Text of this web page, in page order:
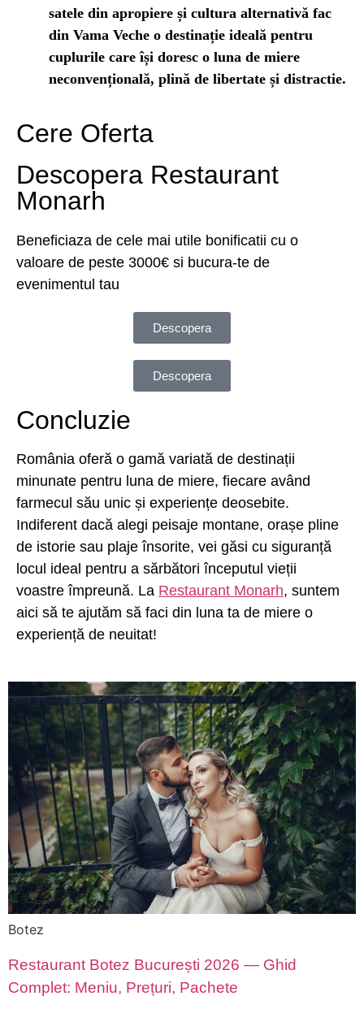
satele din apropiere și cultura alternativă fac
din Vama Veche o destinație ideală pentru
cuplurile care își doresc o luna de miere
neconvențională, plină de libertate și distractie.
Cere Oferta
Descopera Restaurant
Monarh
Beneficiaza de cele mai utile bonificatii cu o
valoare de peste 3000€ si bucura-te de
evenimentul tau
Descopera
Descopera
Concluzie
România oferă o gamă variată de destinații
minunate pentru luna de miere, fiecare având
farmecul său unic și experiențe deosebite.
Indiferent dacă alegi peisaje montane, orașe pline
de istorie sau plaje însorite, vei găsi cu siguranță
locul ideal pentru a sărbători începutul vieții
voastre împreună. La Restaurant Monarh, suntem
aici să te ajutăm să faci din luna ta de miere o
experiență de neuitat!
Botez
Restaurant Botez București 2026 — Ghid
Complet: Meniu, Prețuri, Pachete